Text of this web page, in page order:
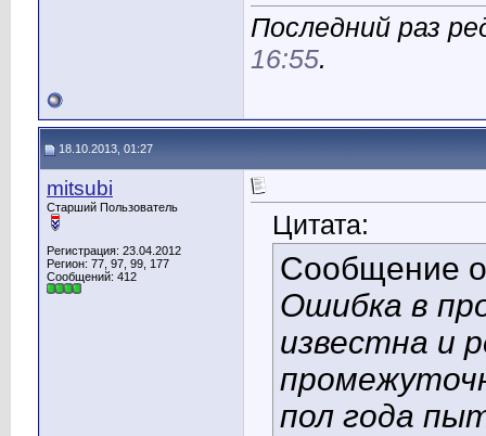
Последний раз
16:55.
18.10.2013, 01:27
mitsubi
Старший Пользователь
Регистрация: 23.04.2012
Регион: 77, 97, 99, 177
Сообщений: 412
Цитата:
Сообщение
Ошибка в
известна и
пол года